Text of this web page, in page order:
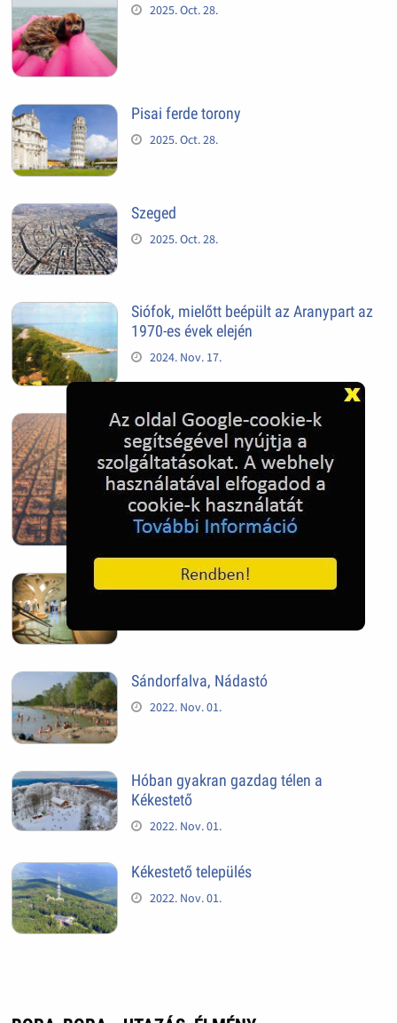
2025. Oct. 28.
Pisai ferde torony
2025. Oct. 28.
Szeged
2025. Oct. 28.
Siófok, mielőtt beépült az Aranypart az
1970-es évek elején
2024. Nov. 17.
Barcelona, Spanyolország
2022. Dec. 04.
Hagymatikum | Makó fürdő
Sándorfalva, Nádastó
2022. Nov. 01.
Hóban gyakran gazdag télen a
Kékestető
2022. Nov. 01.
Kékestető település
2022. Nov. 01.